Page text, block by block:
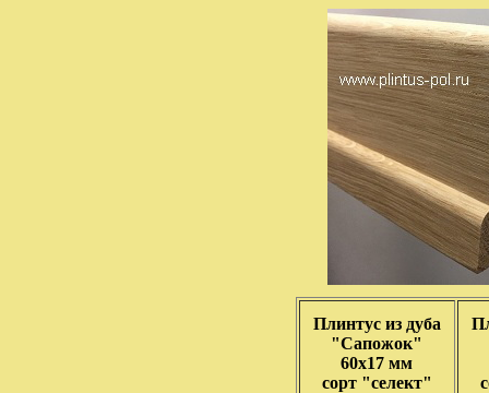
Плинтус из дуба
"Сапожок"
60х17 мм
сорт "селект"